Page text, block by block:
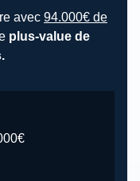
avec 94.000€ de
plus-value de